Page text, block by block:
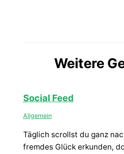
Weitere
Social Feed
Allgemein
Täglich scrollst du ganz
fremdes Glück erkunden,